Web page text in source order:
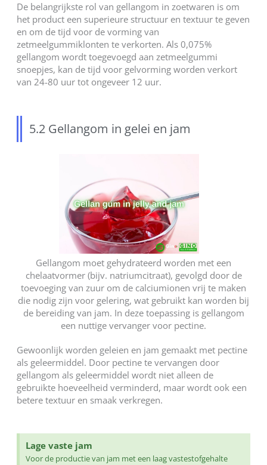
De belangrijkste rol van gellangom in zoetwaren is om
het product een superieure structuur en textuur te geven
en om de tijd voor de vorming van
zetmeelgummiklonten te verkorten. Als 0,075%
gellangom wordt toegevoegd aan zetmeelgummi
snoepjes, kan de tijd voor gelvorming worden verkort
van 24-80 uur tot ongeveer 12 uur.
5.2 Gellangom in gelei en jam
Gellangom moet gehydrateerd worden met een
chelaatvormer (bijv. natriumcitraat), gevolgd door de
toevoeging van zuur om de calciumionen vrij te maken
die nodig zijn voor gelering, wat gebruikt kan worden bij
de bereiding van jam. In deze toepassing is gellangom
een nuttige vervanger voor pectine.
Gewoonlijk worden geleien en jam gemaakt met pectine
als geleermiddel. Door pectine te vervangen door
gellangom als geleermiddel wordt niet alleen de
gebruikte hoeveelheid verminderd, maar wordt ook een
betere textuur en smaak verkregen.
Lage vaste jam
Voor de productie van jam met een laag vastestofgehalte